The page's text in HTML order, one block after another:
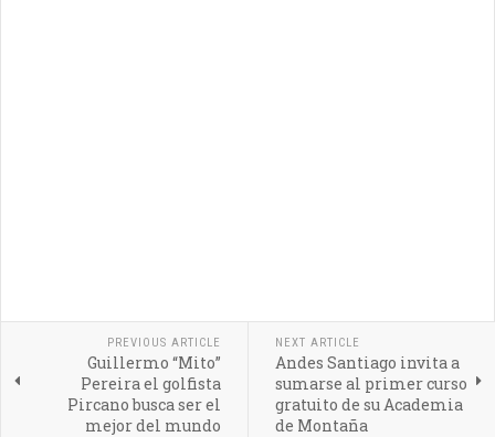
PREVIOUS ARTICLE
Guillermo “Mito”
Pereira el golfista
Pircano busca ser el
mejor del mundo
NEXT ARTICLE
Andes Santiago invita a
sumarse al primer curso
gratuito de su Academia
de Montaña